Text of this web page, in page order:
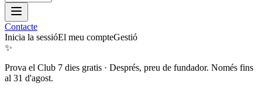
Contacte
Inicia la sessióEl meu compteGestió
✨
Prova el Club 7 dies gratis · Després, preu de fundador. Només fins
al 31 d'agost.